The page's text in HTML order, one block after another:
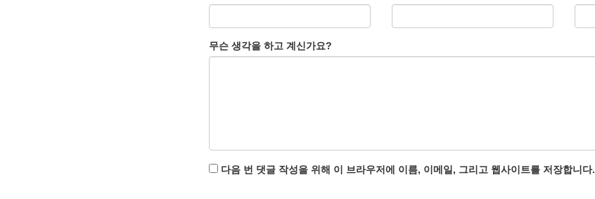
무슨 생각을 하고 계신가요?
다음 번 댓글 작성을 위해 이 브라우저에 이름, 이메일, 그리고 웹사이트를 저장합니다.